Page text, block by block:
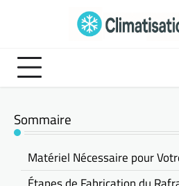
Sommaire
Matériel Nécessaire pour